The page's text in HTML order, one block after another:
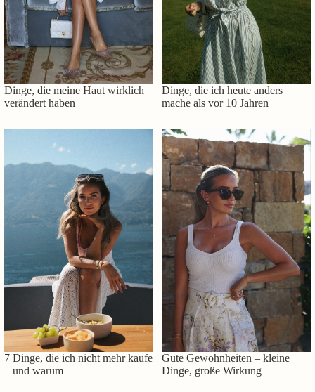
Dinge, die meine Haut wirklich
verändert haben
Dinge, die ich heute anders
mache als vor 10 Jahren
7 Dinge, die ich nicht mehr kaufe
– und warum
Gute Gewohnheiten – kleine
Dinge, große Wirkung